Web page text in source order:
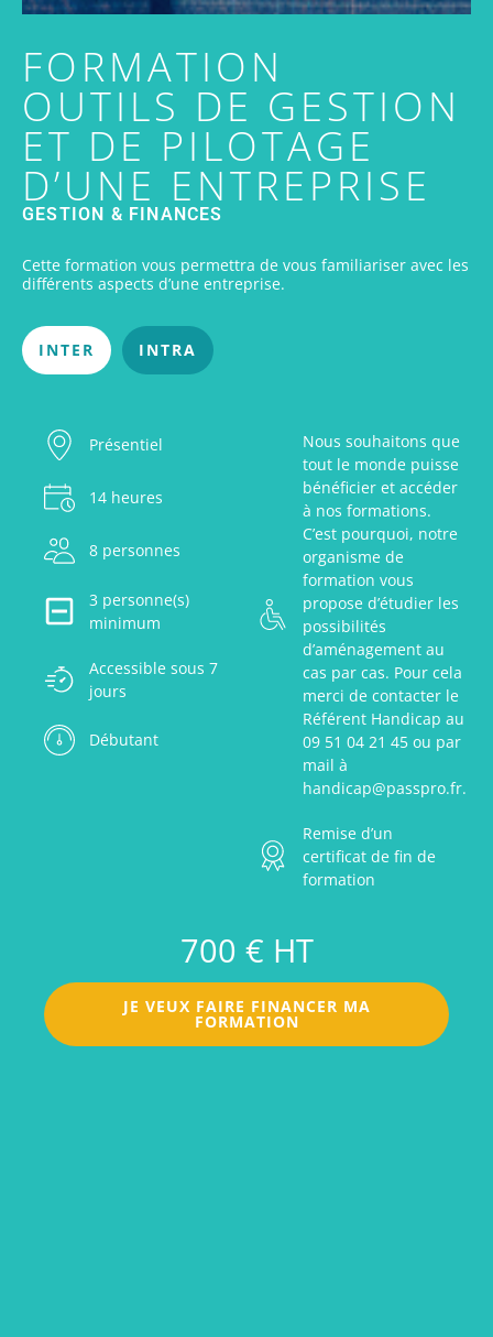
FORMATION
OUTILS DE GESTION
ET DE PILOTAGE
D’UNE ENTREPRISE
GESTION & FINANCES
Cette formation vous permettra de vous familiariser avec les
différents aspects d’une entreprise.
INTER INTRA
Présentiel
14 heures
8 personnes
3 personne(s)
minimum
Accessible sous 7
jours
Débutant
Nous souhaitons que
tout le monde puisse
bénéficier et accéder
à nos formations.
C’est pourquoi, notre
organisme de
formation vous
propose d’étudier les
possibilités
d’aménagement au
cas par cas. Pour cela
merci de contacter le
Référent Handicap au
09 51 04 21 45 ou par
mail à
handicap@passpro.fr.
Remise d’un
certificat de fin de
formation
700 € HT
JE VEUX FAIRE FINANCER MA
FORMATION